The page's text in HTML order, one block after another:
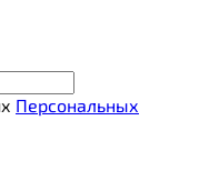
Персональных